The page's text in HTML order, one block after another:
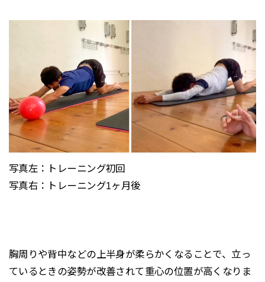
写真左：トレーニング初回
写真右：トレーニング1ヶ月後
胸周りや背中などの上半身が柔らかくなることで、立っ
ているときの姿勢が改善されて重心の位置が高くなりま